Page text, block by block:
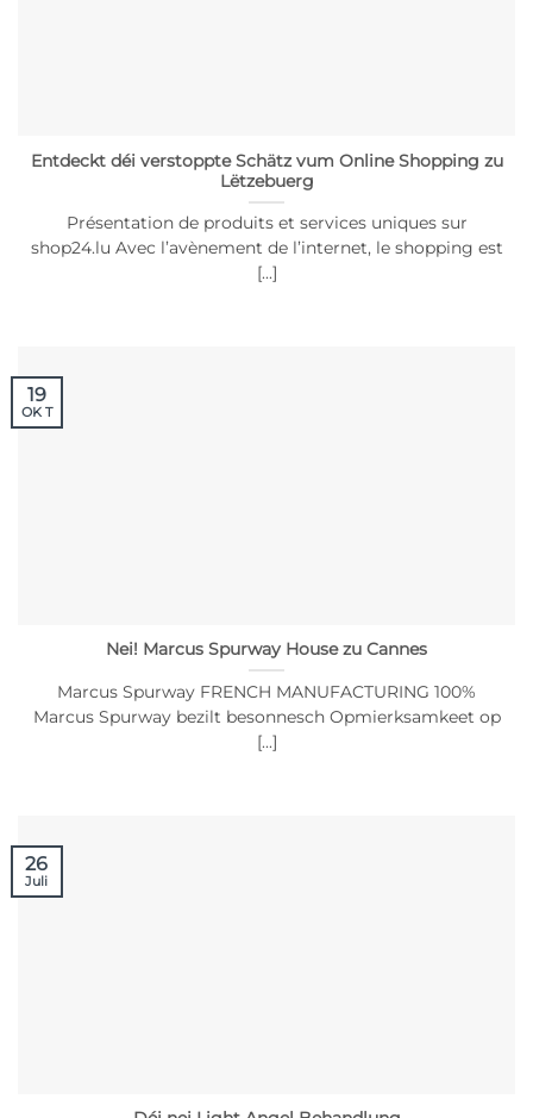
Entdeckt déi verstoppte Schätz vum Online Shopping zu
Lëtzebuerg
Présentation de produits et services uniques sur
shop24.lu Avec l’avènement de l’internet, le shopping est
[...]
Nei! Marcus Spurway House zu Cannes
Marcus Spurway FRENCH MANUFACTURING 100%
Marcus Spurway bezilt besonnesch Opmierksamkeet op
[...]
19
OK T
26
Juli